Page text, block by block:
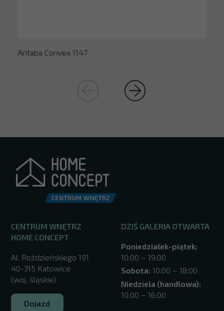
Antaba Convex 1147
CENTRUM WNĘTRZ
HOME CONCEPT
Al. Roździeńskiego 191
40-315 Katowice
(woj. śląskie)
Dojazd
DZIŚ GALERIA OTWARTA
Poniedziałek-piątek:
10:00 – 19:00
Sobota: 10:00 – 18:00
Niedziela (handlowa):
10:00 – 16:00